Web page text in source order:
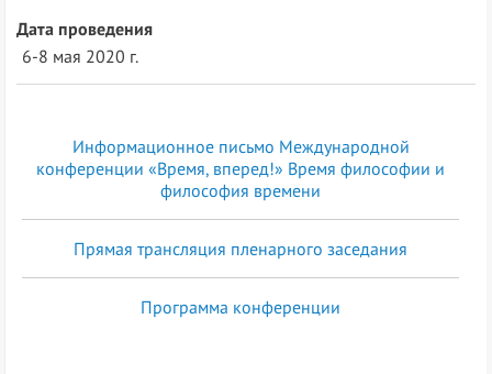
Дата проведения
6-8 мая 2020 г.
Информационное письмо Международной
конференции «Время, вперед!» Время философии и
философия времени
Прямая трансляция пленарного заседания
Программа конференции